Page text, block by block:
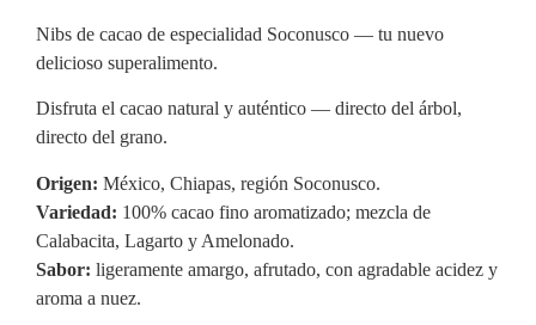
Nibs de cacao de especialidad Soconusco — tu nuevo
delicioso superalimento.
Disfruta el cacao natural y auténtico — directo del árbol,
directo del grano.
Origen: México, Chiapas, región Soconusco.
Variedad: 100% cacao fino aromatizado; mezcla de
Calabacita, Lagarto y Amelonado.
Sabor: ligeramente amargo, afrutado, con agradable acidez y
aroma a nuez.